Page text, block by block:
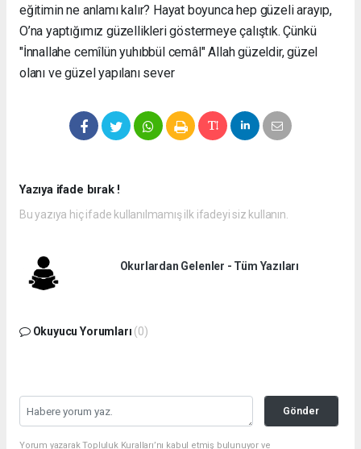
eğitimin ne anlamı kalır? Hayat boyunca hep güzeli arayıp,
O’na yaptığımız güzellikleri göstermeye çalıştık. Çünkü
"İnnallahe cemîlün yuhıbbül cemâl" Allah güzeldir, güzel
olanı ve güzel yapılanı sever
Yazıya ifade bırak !
Bu yazıya hiç ifade kullanılmamış ilk ifadeyi siz kullanın.
Okurlardan Gelenler - Tüm Yazıları
Okuyucu Yorumları (0)
Gönder
Yorum yazarak Topluluk Kuralları’nı kabul etmiş bulunuyor ve